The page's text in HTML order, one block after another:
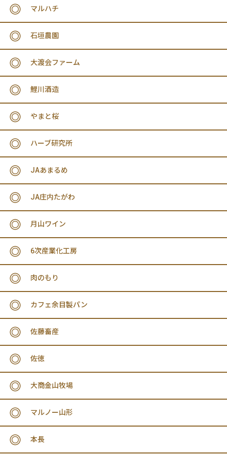
マルハチ
石垣農園
大渡会ファーム
鯉川酒造
やまと桜
ハーブ研究所
JAあまるめ
JA庄内たがわ
月山ワイン
6次産業化工房
肉のもり
カフェ余目製パン
佐藤畜産
佐徳
大商金山牧場
マルノー山形
本長